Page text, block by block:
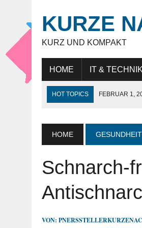
KURZE
KURZ UND KOMPAKT
HOME IT & TECHNIK
HOT TOPICS FEBRUAR 1,
JULI 9, 2025 | WARUM DAS
MAI 18, 2026
HOME
Schnarch-
VON: